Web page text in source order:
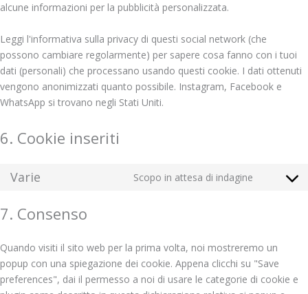
alcune informazioni per la pubblicità personalizzata.
Leggi l'informativa sulla privacy di questi social network (che
possono cambiare regolarmente) per sapere cosa fanno con i tuoi
dati (personali) che processano usando questi cookie. I dati ottenuti
vengono anonimizzati quanto possibile. Instagram, Facebook e
WhatsApp si trovano negli Stati Uniti.
6. Cookie inseriti
Varie Scopo in attesa di indagine
7. Consenso
Quando visiti il sito web per la prima volta, noi mostreremo un
popup con una spiegazione dei cookie. Appena clicchi su "Save
preferences", dai il permesso a noi di usare le categorie di cookie e